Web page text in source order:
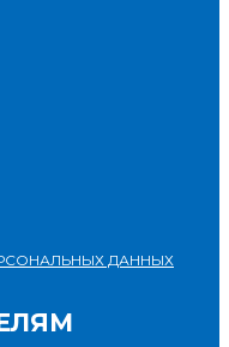
ДАННЫХ